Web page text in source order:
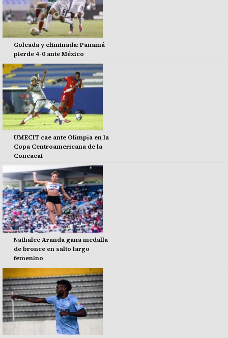
Goleada y eliminada: Panamá
pierde 4-0 ante México
UMECIT cae ante Olimpia en la
Copa Centroamericana de la
Concacaf
Nathalee Aranda gana medalla
de bronce en salto largo
femenino